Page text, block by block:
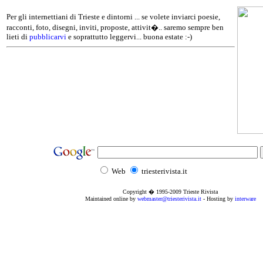
Per gli internettiani di Trieste e dintorni ... se volete inviarci poesie,
racconti, foto, disegni, inviti, proposte, attivit�.. saremo sempre ben
lieti di pubblicarvi e soprattutto leggervi... buona estate :-)
Web triesterivista.it
Copyright � 1995-2009 Trieste Rivista
Maintained online by webmaster@triesterivista.it- Hosting by interware